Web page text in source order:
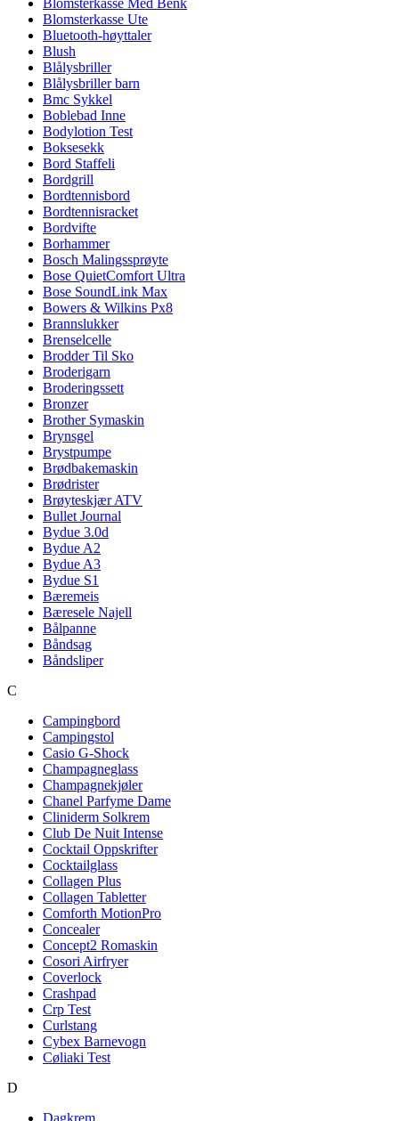
Blomsterkasse Med Benk
Blomsterkasse Ute
Bluetooth-høyttaler
Blush
Blålysbriller
Blålysbriller barn
Bmc Sykkel
Boblebad Inne
Bodylotion Test
Boksesekk
Bord Staffeli
Bordgrill
Bordtennisbord
Bordtennisracket
Bordvifte
Borhammer
Bosch Malingssprøyte
Bose QuietComfort Ultra
Bose SoundLink Max
Bowers & Wilkins Px8
Brannslukker
Brenselcelle
Brodder Til Sko
Broderigarn
Broderingssett
Bronzer
Brother Symaskin
Brynsgel
Brystpumpe
Brødbakemaskin
Brødrister
Brøyteskjær ATV
Bullet Journal
Bydue 3.0d
Bydue A2
Bydue A3
Bydue S1
Bæremeis
Bæresele Najell
Bålpanne
Båndsag
Båndsliper
C
Campingbord
Campingstol
Casio G-Shock
Champagneglass
Champagnekjøler
Chanel Parfyme Dame
Cliniderm Solkrem
Club De Nuit Intense
Cocktail Oppskrifter
Cocktailglass
Collagen Plus
Collagen Tabletter
Comforth MotionPro
Concealer
Concept2 Romaskin
Cosori Airfryer
Coverlock
Crashpad
Crp Test
Curlstang
Cybex Barnevogn
Cøliaki Test
D
Dagkrem